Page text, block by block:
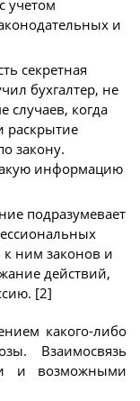
учетом
и
секретная
бухгалтер, не
случаев, когда
раскрытие
закону.
информацию
подразумевает
ним законов и
действий,
[2]
какого-либо
Взаимосвязь
и возможными